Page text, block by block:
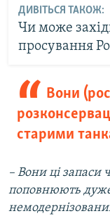
ДИВІТЬСЯ ТАКОЖ:
Чи може
просування
Вони
старими
– Вони ці запаси
поповнюють